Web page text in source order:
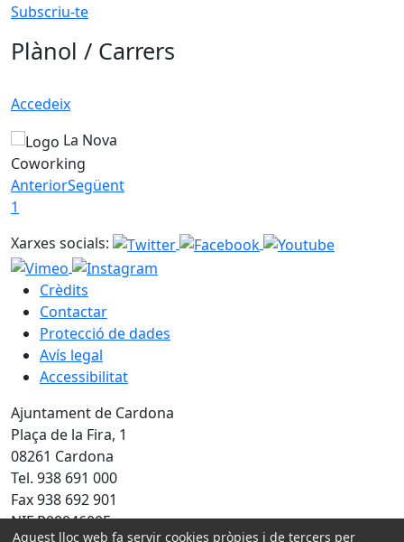
Subscriu-te
Plànol / Carrers
Accedeix
La Nova
Coworking
AnteriorSegüent
1
Xarxes socials:
Crèdits
Contactar
Protecció de dades
Avís legal
Accessibilitat
Ajuntament de Cardona
Plaça de la Fira, 1
08261 Cardona
Tel. 938 691 000
Fax 938 692 901
NIF P0804600E
Aquest lloc web fa servir cookies pròpies i de tercers per